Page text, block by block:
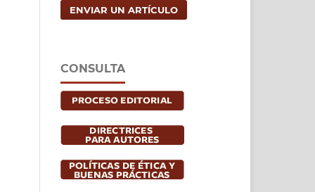
ENVIAR UN ARTÍCULO
CONSULTA